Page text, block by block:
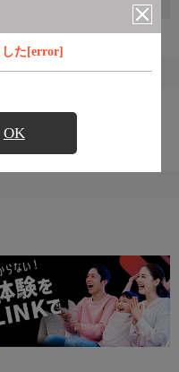
した[error]
OK